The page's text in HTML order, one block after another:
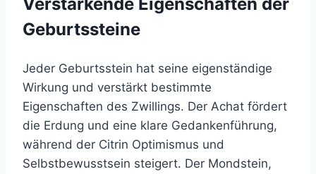
Geburtssteine
Jeder Geburtsstein hat seine eigenständige
Wirkung und verstärkt bestimmte
Eigenschaften des Zwillings. Der Achat fördert
die Erdung und eine klare Gedankenführung,
während der Citrin Optimismus und
Selbstbewusstsein steigert. Der Mondstein,